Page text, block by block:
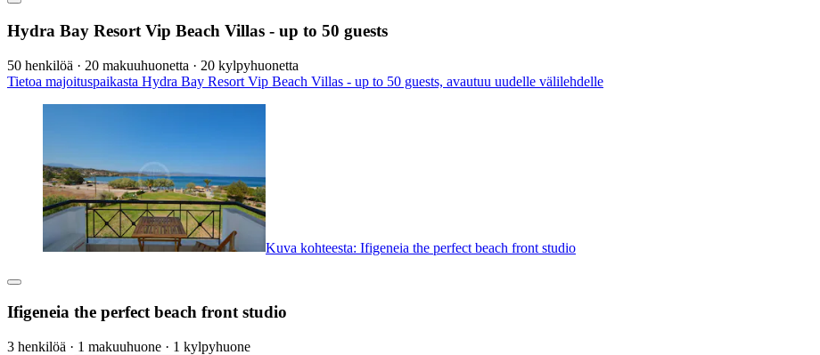
Hydra Bay Resort Vip Beach Villas - up to 50 guests
50 henkilöä · 20 makuuhuonetta · 20 kylpyhuonetta
Tietoa majoituspaikasta Hydra Bay Resort Vip Beach Villas - up to 50 guests, avautuu uudelle välilehdelle
Kuva kohteesta: Ifigeneia the perfect beach front studio
Ifigeneia the perfect beach front studio
3 henkilöä · 1 makuuhuone · 1 kylpyhuone